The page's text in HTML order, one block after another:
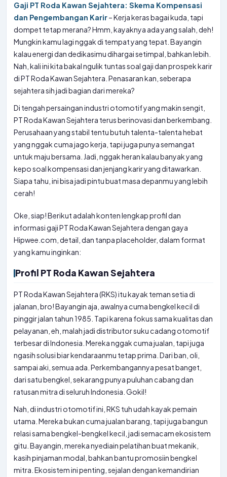
Gaji PT Roda Kawan Sejahtera: Skema Kompensasi
dan Pengembangan Karir– Kerja keras bagai kuda, tapi
dompet tetap merana? Hmm, kayaknya ada yang salah, deh!
Mungkin kamu lagi nggak di tempat yang tepat. Bayangin
kalau energi dan dedikasimu dihargai setimpal, bahkan lebih.
Nah, kali ini kita bakal ngulik tuntas soal gaji dan prospek karir
di PT Roda Kawan Sejahtera. Penasaran kan, seberapa
sejahtera sih jadi bagian dari mereka?
Di tengah persaingan industri otomotif yang makin sengit,
PT Roda Kawan Sejahtera terus berinovasi dan berkembang.
Perusahaan yang stabil tentu butuh talenta-talenta hebat
yang nggak cuma jago kerja, tapi juga punya semangat
untuk maju bersama. Jadi, nggak heran kalau banyak yang
kepo soal kompensasi dan jenjang karir yang ditawarkan.
Siapa tahu, ini bisa jadi pintu buat masa depanmu yang lebih
cerah!
Oke, siap! Berikut adalah konten lengkap profil dan
informasi gaji PT Roda Kawan Sejahtera dengan gaya
Hipwee.com, detail, dan tanpa placeholder, dalam format
yang kamu inginkan:
Profil PT Roda Kawan Sejahtera
PT Roda Kawan Sejahtera (RKS) itu kayak teman setia di
jalanan, bro! Bayangin aja, awalnya cuma bengkel kecil di
pinggir jalan tahun 1985. Tapi karena fokus sama kualitas dan
pelayanan, eh, malah jadi distributor suku cadang otomotif
terbesar di Indonesia. Mereka nggak cuma jualan, tapi juga
ngasih solusi biar kendaraanmu tetap prima. Dari ban, oli,
sampai aki, semua ada. Perkembangannya pesat banget,
dari satu bengkel, sekarang punya puluhan cabang dan
ratusan mitra di seluruh Indonesia. Gokil!
Nah, di industri otomotif ini, RKS tuh udah kayak pemain
utama. Mereka bukan cuma jualan barang, tapi juga bangun
relasi sama bengkel-bengkel kecil, jadi semacam ekosistem
gitu. Bayangin, mereka nyediain pelatihan buat mekanik,
kasih pinjaman modal, bahkan bantu promosiin bengkel
mitra. Ekosistem ini penting, sejalan dengankemandirian